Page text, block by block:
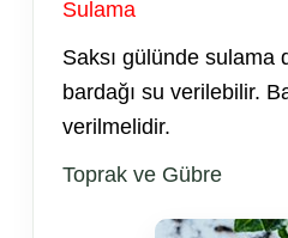
Sulama
Saksı gülünde sulama
bardağı su verilebilir.
verilmelidir.
Toprak ve Gübre